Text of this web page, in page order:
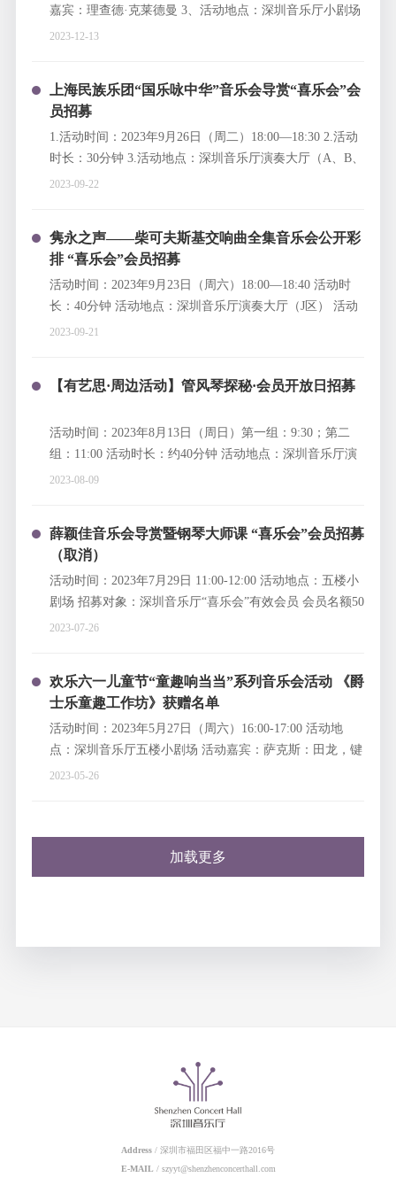
嘉宾：理查德·克莱德曼 3、活动地点：深圳音乐厅小剧场
4、招募对象：深圳音乐厅“喜乐会”会员，会员名额50个，
2023-12-13
上海民族乐团“国乐咏中华”音乐会导赏“喜乐会”会
员招募
1.活动时间：2023年9月26日（周二）18:00—18:30 2.活动
时长：30分钟 3.活动地点：深圳音乐厅演奏大厅（A、B、
C、D、E、F区就坐） 4.活动招募对象：深圳音乐厅“喜乐
人）、赵臻（竽）、刘宣邑（箜篌）、李晨晓（阮）
2023-09-22
隽永之声——柴可夫斯基交响曲全集音乐会公开彩
排 “喜乐会”会员招募
活动时间：2023年9月23日（周六）18:00—18:40 活动时
长：40分钟 活动地点：深圳音乐厅演奏大厅（J区） 活动
内容：柴可夫斯基交响乐团公开彩排
2023-09-21
【有艺思·周边活动】管风琴探秘·会员开放日招募
活动时间：2023年8月13日（周日）第一组：9:30；第二
组：11:00 活动时长：约40分钟 活动地点：深圳音乐厅演
奏大厅 招募对象：深圳音乐厅“喜乐会”有效会员，每位会
2023-08-09
薛颖佳音乐会导赏暨钢琴大师课 “喜乐会”会员招募
（取消）
活动时间：2023年7月29日 11:00-12:00 活动地点：五楼小
剧场 招募对象：深圳音乐厅“喜乐会”有效会员 会员名额50
个，每位会员申请成功一张电子票可入场两人，共100人
2023-07-26
欢乐六一儿童节“童趣响当当”系列音乐会活动 《爵
士乐童趣工作坊》获赠名单
活动时间：2023年5月27日（周六）16:00-17:00 活动地
点：深圳音乐厅五楼小剧场 活动嘉宾：萨克斯：田龙，键
盘/编曲：焦佳欣，低音提琴：王乐聪，鼓手：吕小天
2023-05-26
加载更多
Address / 深圳市福田区福中一路2016号
E-MAIL / szyyt@shenzhenconcerthall.com